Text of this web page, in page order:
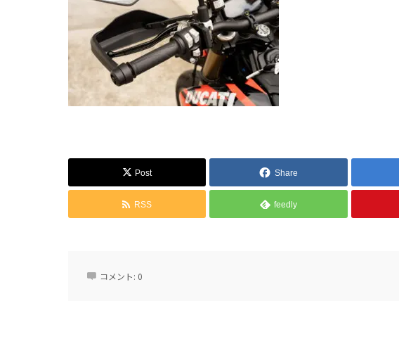
Post Share
RSS feedly
コメント: 0